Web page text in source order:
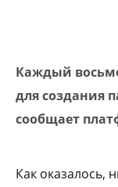
Каждый
для создания
сообщает
Как оказалось,